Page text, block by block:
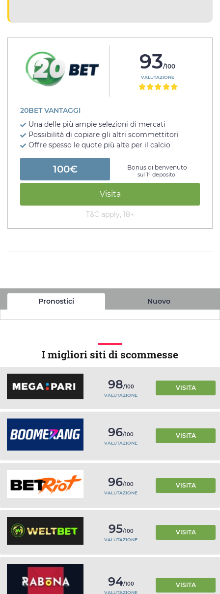
93/100
VALUTAZIONE
20BET VANTAGGI
Una delle più ampie selezioni di mercati
Possibilità di copiare gli altri scommettitori
Offre spesso le quote più alte per il calcio
100€ Bonus di benvenuto
sul 1° deposito
Visita
T&C apply, 18+
Pronostici Nuovo
I migliori siti di scommesse
98/100
VALUTAZIONE
VISITA
96/100
VALUTAZIONE
VISITA
96/100
VALUTAZIONE
VISITA
95/100
VALUTAZIONE
VISITA
94/100
VALUTAZIONE
VISITA